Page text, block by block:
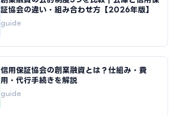
証協会の違い・組み合わせ方【2026年版】
guide
信用保証協会の創業融資とは？仕組み・費
用・代行手続きを解説
guide